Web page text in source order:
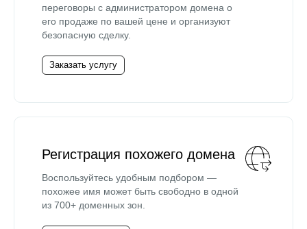
переговоры с администратором домена о
его продаже по вашей цене и организуют
безопасную сделку.
Заказать услугу
Регистрация похожего домена
Воспользуйтесь удобным подбором —
похожее имя может быть свободно в одной
из 700+ доменных зон.